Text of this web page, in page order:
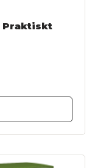
Praktiskt